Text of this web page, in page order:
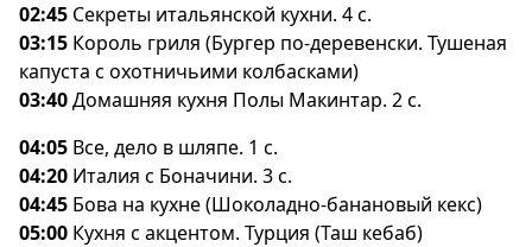
02:45 Секреты итальянской кухни. 4 с.
03:15 Король гриля (Бургер по-деревенски. Тушеная
капуста с охотничьими колбасками)
03:40Домашняя кухня Полы Макинтар. 2 с.
04:05 се, дело в шляпе. 1 с.
04:20 Италия с Боначини. 3 с.
04:45 Бова на кухне (Шоколадно-банановый кекс)
05:00 Кухня с акцентом. Турция (Таш кебаб)